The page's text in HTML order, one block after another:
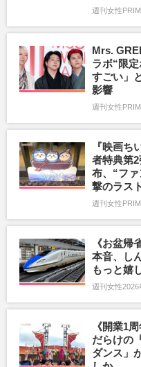
週刊女性
Mrs.
ラボ“限
すごい」
影響
週刊女性
『映画ち
者特典第
布、“フ
撃のラスト
週刊女性
《お盆帰
本音、し
もっと嬉
週刊女性
《開業1
だらけの
ダンス」